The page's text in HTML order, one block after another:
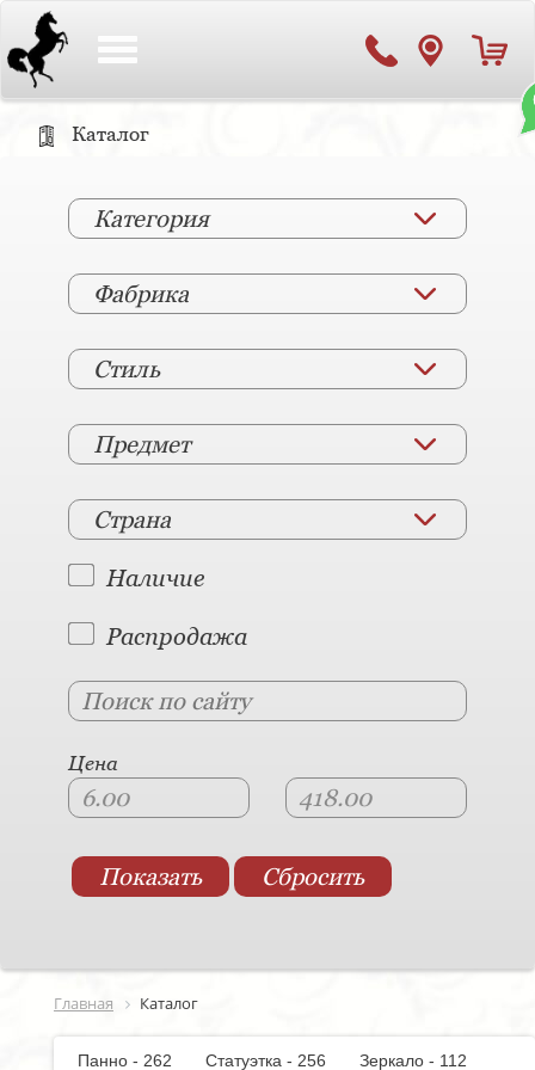
Каталог
Категория
Фабрика
Стиль
Предмет
Страна
Наличие
Распродажа
Цена
Главная Каталог
Панно - 262 Статуэтка - 256
Зеркало - 112